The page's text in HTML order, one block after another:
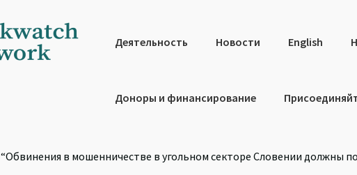
Деятельность Новости English
Доноры и финансирование
в мошенничестве в угольном секторе Словении должны